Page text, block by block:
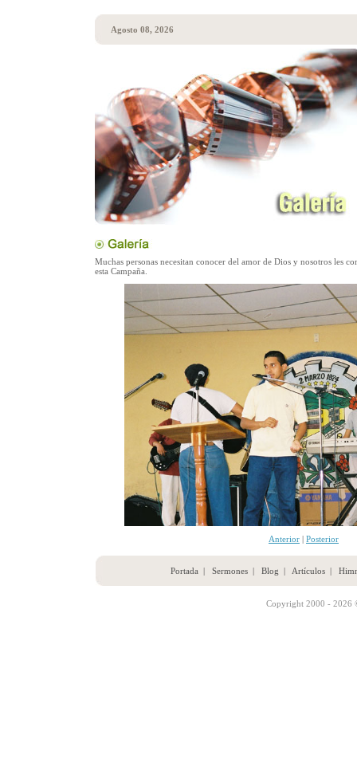
Agosto 08, 2026
Muchas personas necesitan conocer del amor de Dios y nosotros les
esta Campaña.
Anterior | Posterior
Portada | Sermones| Blog | Artículos|
Copyright 2000 - 2026